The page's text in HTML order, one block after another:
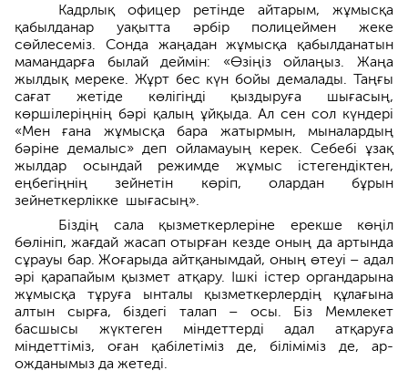
Кадрлық офицер ретінде айтарым, жұмысқа
қабылданар уақытта әрбір полицеймен жеке
сөйлесеміз. Сонда жаңадан жұмысқа қабыл­данатын
мамандарға былай деймін: «Өзіңіз ойлаңыз. Жаңа
жылдық мере­ке. Жұрт бес күн бойы демалады. Таңғы
сағат жетіде көлігіңді қыздыруға шығасың,
көршілеріңнің бәрі қалың ұйқыда. Ал сен сол күндері
«Мен ғана жұмысқа бара жатыр­мын, мыналардың
бәріне демалыс» деп ойламауың керек. Себебі ұзақ
жылдар осындай режимде жұмыс істегендіктен,
еңбегіңнің зейнетін көріп, олардан бұрын
зейнеткерлікке шығасың».
Біздің сала қызметкерлеріне ерекше көңіл
бөлініп, жағдай жасап отырған кезде оның да артында
сұрауы бар. Жоғарыда айтқанымдай, оның өтеуі – адал
әрі қарапайым қыз­мет атқару. Ішкі істер органдарына
жұмысқа тұруға ынталы қызметкерлердің құлағына
алтын сырға, біздегі талап – осы. Біз Мемлекет
басшысы жүктеген міндеттерді адал атқаруға
міндеттіміз, оған қабілетіміз де, біліміміз де, ар-
ожданымыз да жетеді.